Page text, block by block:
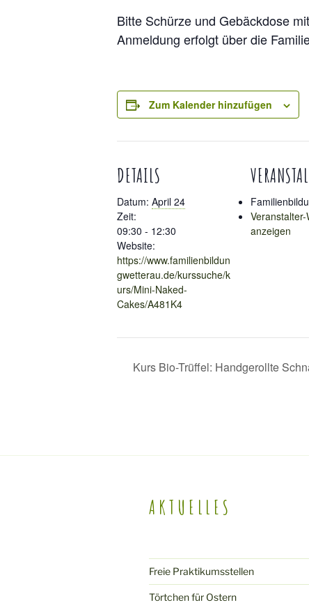
Bitte Schürze und Gebäckdose
Anmeldung erfolgt über die
Zum Kalender hinzufügen
DETAILS
Datum: April 24
Zeit:
09:30 - 12:30
Website:
https://www.familienbildun
gwetterau.de/kurssuche/k
urs/Mini-Naked-
Cakes/A481K4
anzeigen
Kurs Bio-Trüffel: Handgerollte
AKTUELLES
Freie Praktikumsstellen
Törtchen für Ostern